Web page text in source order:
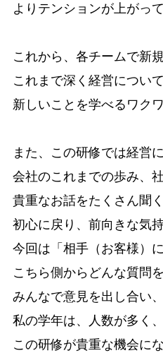
よりテンションが上がっ
これから、各チームで新
これまで深く経営につい
新しいことを学べるワク
また、この研修では経営
会社のこれまでの歩み、
貴重なお話をたくさん聞
初心に戻り、前向きな気
今回は「相手（お客様）
こちら側からどんな質問
みんなで意見を出し合い
私の学年は、人数が多く
この研修が貴重な機会に